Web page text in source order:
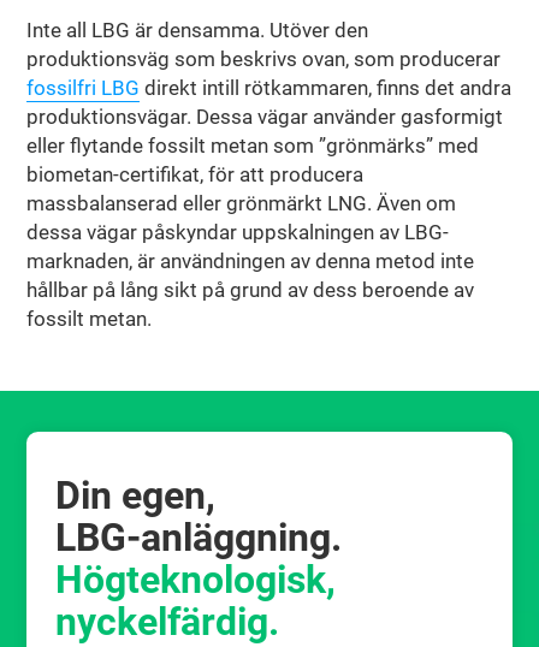
Inte all LBG är densamma. Utöver den
produktionsväg som beskrivs ovan, som producerar
fossilfri LBG direkt intill rötkammaren, finns det andra
produktionsvägar. Dessa vägar använder gasformigt
eller flytande fossilt metan som ”grönmärks” med
biometan-certifikat, för att producera
massbalanserad eller grönmärkt LNG. Även om
dessa vägar påskyndar uppskalningen av LBG-
marknaden, är användningen av denna metod inte
hållbar på lång sikt på grund av dess beroende av
fossilt metan.
Din egen,
LBG‑anläggning.
Högteknologisk,
nyckelfärdig.